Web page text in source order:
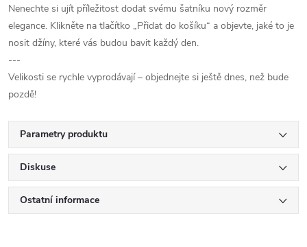
Nenechte si ujít příležitost dodat svému šatníku nový rozměr
elegance. Klikněte na tlačítko „Přidat do košíku“ a objevte, jaké to je
nosit džíny, které vás budou bavit každý den.
---
Velikosti se rychle vyprodávají – objednejte si ještě dnes, než bude
pozdě!
Parametry produktu
Diskuse
Ostatní informace